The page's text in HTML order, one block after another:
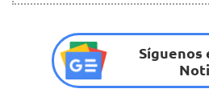
Síguenos